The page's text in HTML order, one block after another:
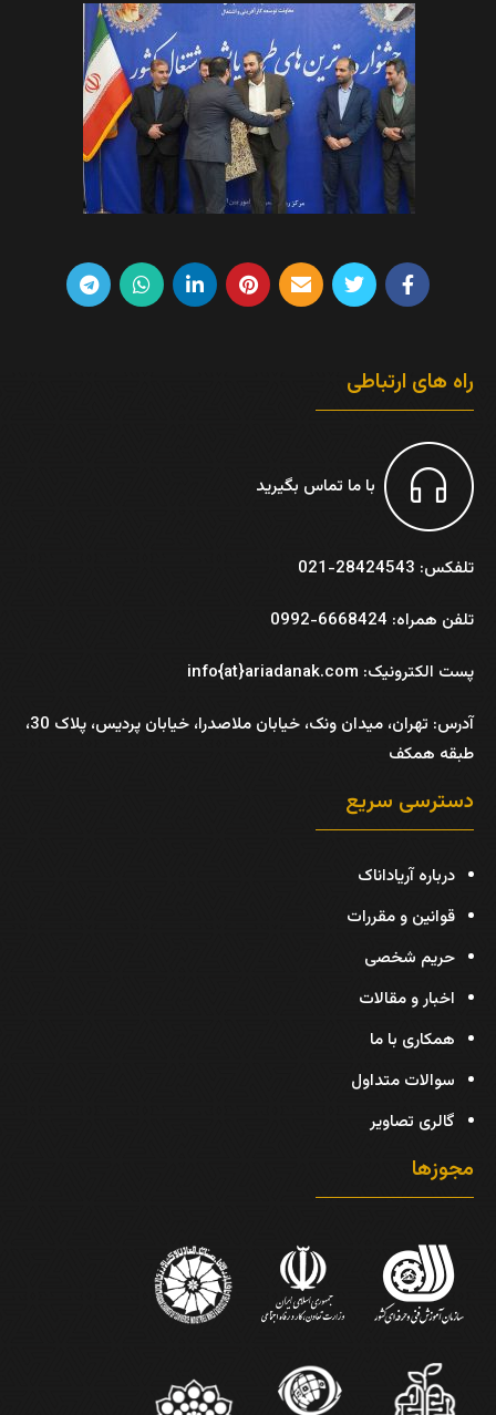
راه های ارتباطی
با ما تماس بگیرید
تلفکس: 28424543-021
تلفن همراه: 6668424-0992
پست الکترونیک: info{at}ariadanak.com
آدرس:
تهران، میدان ونک، خیابان ملاصدرا، خیابان پردیس، پلاک 30،
طبقه همکف
دسترسی سریع
درباره آریاداناک
قوانین و مقررات
حریم شخصی
اخبار و مقالات
همکاری با ما
سوالات متداول
گالری تصاویر
مجوزها